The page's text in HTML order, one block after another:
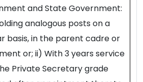
and State Government:
analogous posts on a
basis, in the parent cadre or
or; ii) With 3 years service
Private Secretary grade